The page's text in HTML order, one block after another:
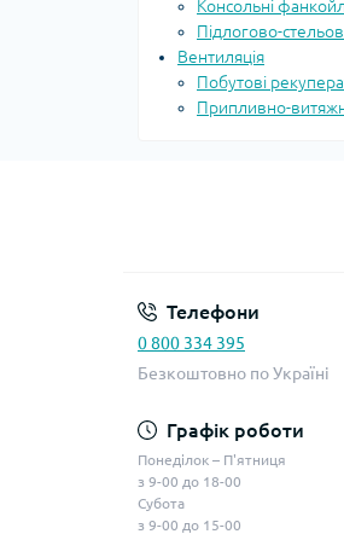
Консольні
Підлогово-
Вентиляція
Побутові
Припливно-
Телефони
0 800 334 395
Безкоштовно по Україні
Графік роботи
Понеділок – П'ятниця
з 9-00 до 18-00
Субота
з 9-00 до 15-00